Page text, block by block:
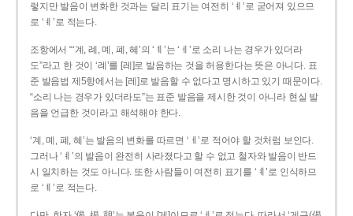
렇지만 발음이 변화한 것과는 달리 표기는 여전히 ‘ㅖ’로 굳어져 있으므
로 ‘ㅖ’로 적는다.
조항에서 “‘계, 례, 몌, 폐, 혜’의 ‘ㅖ’는 ‘ㅔ’로 소리 나는 경우가 있더라
도”라고 한 것이 ‘례’를 [레]로 발음하는 것을 허용한다는 뜻은 아니다. 표
준 발음법 제5항에서는 [레]로 발음할 수 없다고 명시하고 있기 때문이다.
“소리 나는 경우가 있더라도”는 표준 발음을 제시한 것이 아니라 현실 발
음을 언급한 것이라고 해석해야 한다.
‘계, 몌, 폐, 혜’는 발음의 변화를 따르면 ‘ㅔ’로 적어야 할 것처럼 보인다.
그러나 ‘ㅖ’의 발음이 완전히 사라졌다고 할 수 없고 철자와 발음이 반드
시 일치하는 것도 아니다. 또한 사람들이 여전히 표기를 ‘ㅖ’로 인식하므
로 ‘ㅖ’로 적는다.